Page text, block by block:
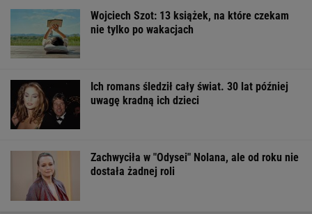
Wojciech Szot: 13 książek, na które czekam
nie tylko po wakacjach
Ich romans śledził cały świat. 30 lat później
uwagę kradną ich dzieci
Zachwyciła w "Odysei" Nolana, ale od roku nie
dostała żadnej roli